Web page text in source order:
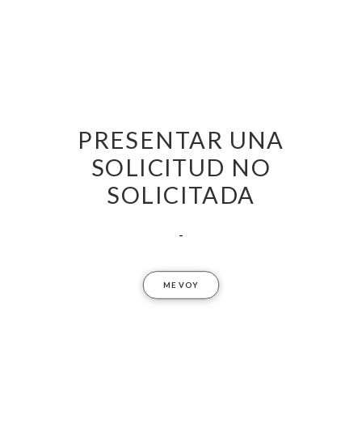
PRESENTAR UNA
SOLICITUD NO
SOLICITADA
-
ME VOY